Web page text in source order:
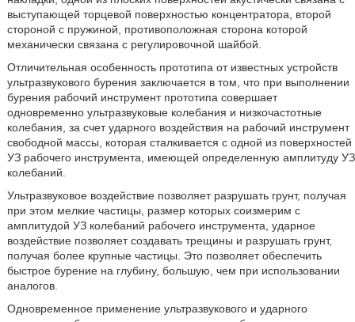
выступающей торцевой поверхностью концентратора, второй
стороной с пружиной, противоположная сторона которой
механически связана с регулировочной шайбой.
Отличительная особенность прототипа от известных устройств
ультразвукового бурения заключается в том, что при выполнении
бурения рабочий инструмент прототипа совершает
одновременно ультразвуковые колебания и низкочастотные
колебания, за счет ударного воздействия на рабочий инструмент
свободной массы, которая сталкивается с одной из поверхностей
УЗ рабочего инструмента, имеющей определенную амплитуду УЗ
колебаний.
Ультразвуковое воздействие позволяет разрушать грунт, получая
при этом мелкие частицы, размер которых соизмерим с
амплитудой УЗ колебаний рабочего инструмента, ударное
воздействие позволяет создавать трещины и разрушать грунт,
получая более крупные частицы. Это позволяет обеспечить
быстрое бурение на глубину, большую, чем при использовании
аналогов.
Одновременное применение ультразвукового и ударного